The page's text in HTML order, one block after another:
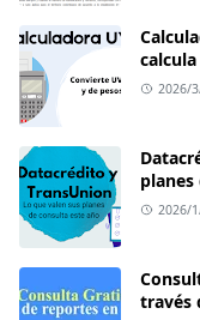
2026/
planes
2026/
través